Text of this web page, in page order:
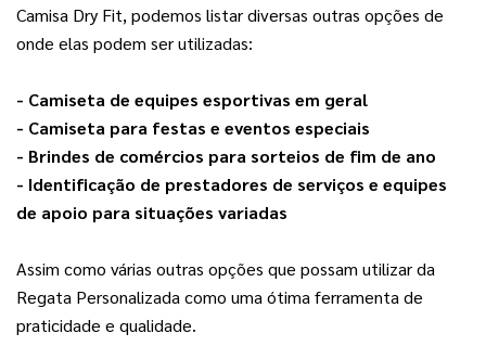
Camisa Dry Fit, podemos listar diversas outras opções de
onde elas podem ser utilizadas:
- Camiseta de equipes esportivas em geral
- Camiseta para festas e eventos especiais
- Brindes de comércios para sorteios de fim de ano
- Identificação de prestadores de serviços e equipes
de apoio para situações variadas
Assim como várias outras opções que possam utilizar da
Regata Personalizada como uma ótima ferramenta de
praticidade e qualidade.